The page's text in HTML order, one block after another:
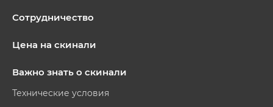
Сотрудничество
Цена на скинали
Важно знать о скинали
Технические условия